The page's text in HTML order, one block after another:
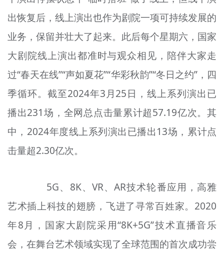
出恢复后，线上演出也作为剧院一项可持续发展的
业务，保留并壮大了起来。此后每个星期六，国家
大剧院线上演出都准时与观众相见，陪伴大家走
过“春天在线”“声如夏花”“华彩秋韵”“冬日之约”，四
季循环。截至2024年3月25日，线上系列演出已
播出231场，全网总点击量累计超57.19亿次。其
中，2024年度线上系列演出已播出13场，累计点
击量超2.30亿次。
5G、8K、VR、AR技术轮番应用，高雅
艺术插上科技的翅膀，飞进了寻常百姓家。2020
年8月，国家大剧院采用“8K+5G”技术直播音乐
会，在舞台艺术领域实现了全球范围的首次成功尝